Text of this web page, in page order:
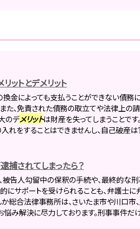
ットとデメリット
金によっても支払うことができない債務
た、免責された債務の取立てや法律上の
のデメリットは財産を失ってしまうことです
入れをすることはできませんし、自己破産
されてしまったら？
被告人勾留中の保釈の手続や、最終的な
サポートを受けられることも、弁護士に
か総合法律事務所は、さいたま市や川口市
み解決に尽力しております。刑事事件だ